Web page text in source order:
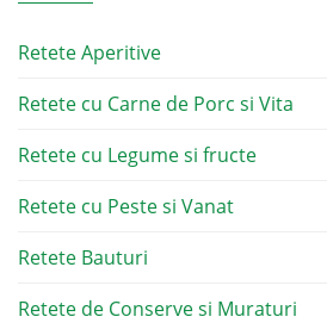
Retete Aperitive
Retete cu Carne de Porc si Vita
Retete cu Legume si fructe
Retete cu Peste si Vanat
Retete Bauturi
Retete de Conserve si Muraturi